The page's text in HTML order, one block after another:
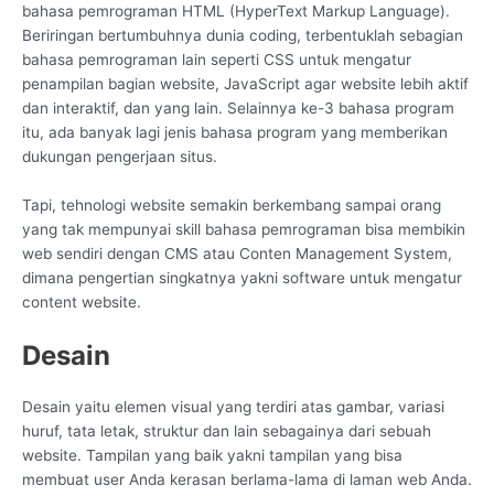
bahasa pemrograman HTML (HyperText Markup Language).
Beriringan bertumbuhnya dunia coding, terbentuklah sebagian
bahasa pemrograman lain seperti CSS untuk mengatur
penampilan bagian website, JavaScript agar website lebih aktif
dan interaktif, dan yang lain. Selainnya ke-3 bahasa program
itu, ada banyak lagi jenis bahasa program yang memberikan
dukungan pengerjaan situs.
Tapi, tehnologi website semakin berkembang sampai orang
yang tak mempunyai skill bahasa pemrograman bisa membikin
web sendiri dengan CMS atau Conten Management System,
dimana pengertian singkatnya yakni software untuk mengatur
content website.
Desain
Desain yaitu elemen visual yang terdiri atas gambar, variasi
huruf, tata letak, struktur dan lain sebagainya dari sebuah
website. Tampilan yang baik yakni tampilan yang bisa
membuat user Anda kerasan berlama-lama di laman web Anda.